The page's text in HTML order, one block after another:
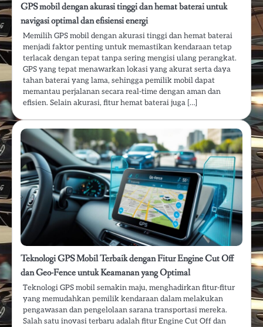
GPS mobil dengan akurasi tinggi dan hemat baterai untuk
navigasi optimal dan efisiensi energi
Memilih GPS mobil dengan akurasi tinggi dan hemat baterai
menjadi faktor penting untuk memastikan kendaraan tetap
terlacak dengan tepat tanpa sering mengisi ulang perangkat.
GPS yang tepat menawarkan lokasi yang akurat serta daya
tahan baterai yang lama, sehingga pemilik mobil dapat
memantau perjalanan secara real-time dengan aman dan
efisien. Selain akurasi, fitur hemat baterai juga […]
Teknologi GPS Mobil Terbaik dengan Fitur Engine Cut Off
dan Geo-Fence untuk Keamanan yang Optimal
Teknologi GPS mobil semakin maju, menghadirkan fitur-fitur
yang memudahkan pemilik kendaraan dalam melakukan
pengawasan dan pengelolaan sarana transportasi mereka.
Salah satu inovasi terbaru adalah fitur Engine Cut Off dan